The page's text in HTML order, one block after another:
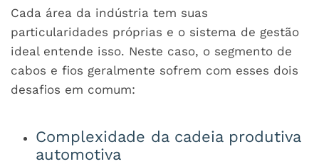
Cada área da indústria tem suas
particularidades próprias e o sistema de gestão
ideal entende isso. Neste caso, o segmento de
cabos e fios geralmente sofrem com esses dois
desafios em comum:
Complexidade da cadeia produtiva
automotiva